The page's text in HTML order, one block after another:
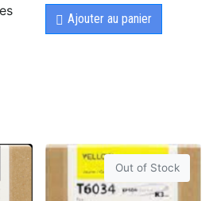
Ajouter au panier
Out of Stock